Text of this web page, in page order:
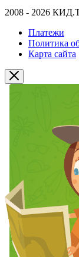
2008 - 2026
Платежи
Политика
Карта сайта